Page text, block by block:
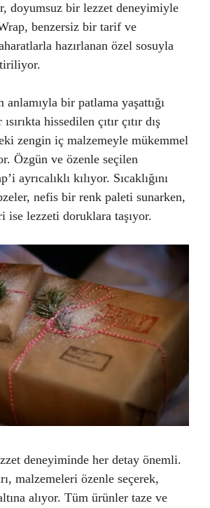
doyumsuz bir lezzet deneyimiyle
benzersiz bir tarif ve
hazırlanan özel sosuyla
bir patlama yaşattığı
hissedilen çıtır çıtır dış
zengin iç malzemeyle mükemmel
Özgün ve özenle seçilen
ayrıcalıklı kılıyor. Sıcaklığını
nefis bir renk paleti sunarken,
ise lezzeti doruklara taşıyor.
deneyiminde her detay önemli.
malzemeleri özenle seçerek,
alıyor. Tüm ürünler taze ve